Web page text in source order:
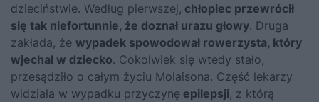
dzieciństwie. Według pierwszej, chłopiec przewrócił
się tak niefortunnie, że doznał urazu głowy. Druga
zakłada, że wypadek spowodował rowerzysta, który
wjechał w dziecko. Cokolwiek się wtedy stało,
przesądziło o całym życiu Molaisona. Część lekarzy
widziała w wypadku przyczynę epilepsji, z którą